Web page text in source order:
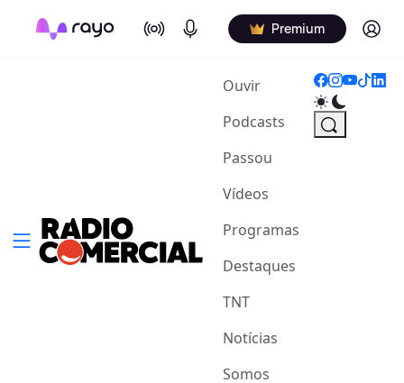
On Air Podcasts Premium Log in
Ouvir(current)
Podcasts
Passou
Vídeos
Programas
Destaques
TNT
Notícias
Somos